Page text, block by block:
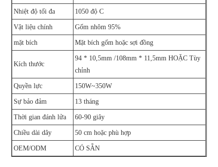
Nhiệt độ tối đa 1050 độ C
Vật liệu chính Gốm nhôm 95%
mặt bích Mặt bích gốm hoặc sợi đồng
Kích thước
94 * 10,5mm /108mm * 11,5mm HOẶC Tùy
chỉnh
Quyền lực 150W~350W
Sự bảo đảm 13 tháng
Thời gian đánh lửa 60-90 giây
Chiều dài dây 50 cm hoặc phù hợp
OEM/ODM CÓ SẴN